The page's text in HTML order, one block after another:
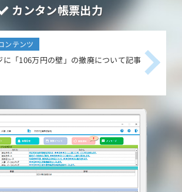
カンタン帳票出力
ンテンツ
に「106万円の壁」の撤廃について記事